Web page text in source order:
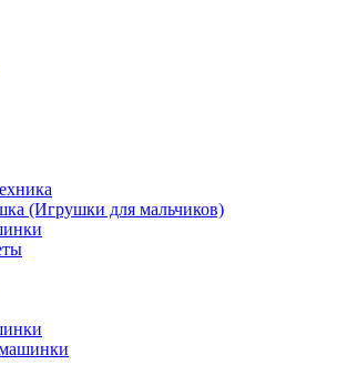
(Игрушки для мальчиков)